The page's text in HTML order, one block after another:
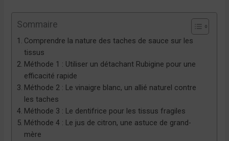
Sommaire
Comprendre la nature des taches de sauce sur les
tissus
Méthode 1 : Utiliser un détachant Rubigine pour une
efficacité rapide
Méthode 2 : Le vinaigre blanc, un allié naturel contre
les taches
Méthode 3 : Le dentifrice pour les tissus fragiles
Méthode 4 : Le jus de citron, une astuce de grand-
mère